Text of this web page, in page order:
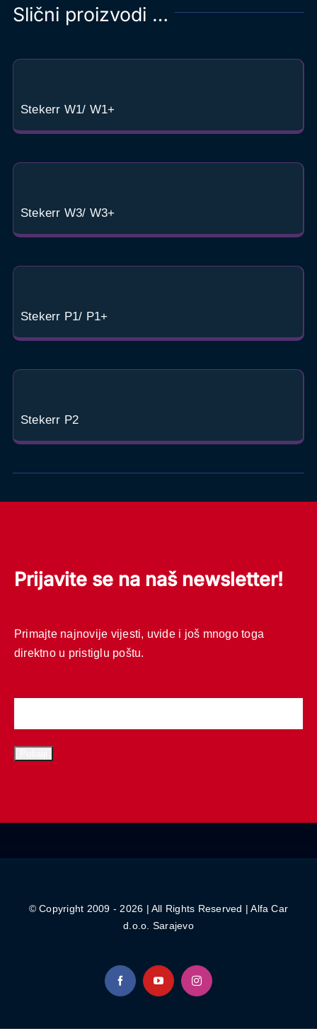
Slični proizvodi …
Stekerr W1/ W1+
Stekerr W3/ W3+
Stekerr P1/ P1+
Stekerr P2
Prijavite se na naš newsletter!
Primajte najnovije vijesti, uvide i još mnogo toga
direktno u pristiglu poštu.
© Copyright 2009 - 2026 | All Rights Reserved | Alfa Car
d.o.o. Sarajevo